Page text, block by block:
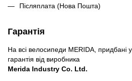
Післяплата (Нова Пошта)
Гарантія
На всі велосипеди MERIDA, придбані
гарантія від виробника
Merida Industry Co. Ltd.